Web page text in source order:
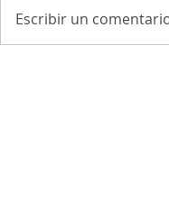
Escribir un